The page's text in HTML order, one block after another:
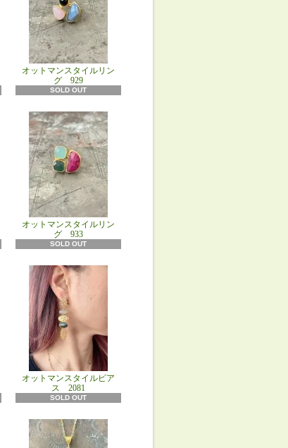
オットマンスタイルリン
グ 929
SOLD OUT
オットマンスタイルリン
グ 933
SOLD OUT
オットマンスタイルピア
ス 2081
SOLD OUT